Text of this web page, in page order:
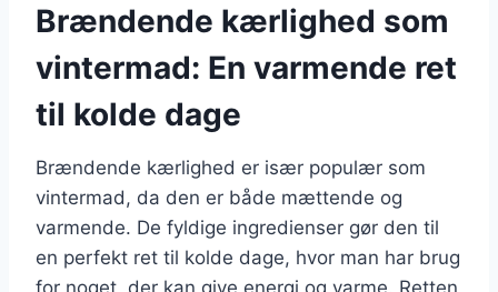
Brændende kærlighed som
vintermad: En varmende ret
til kolde dage
Brændende kærlighed er især populær som
vintermad, da den er både mættende og
varmende. De fyldige ingredienser gør den til
en perfekt ret til kolde dage, hvor man har brug
for noget, der kan give energi og varme. Retten